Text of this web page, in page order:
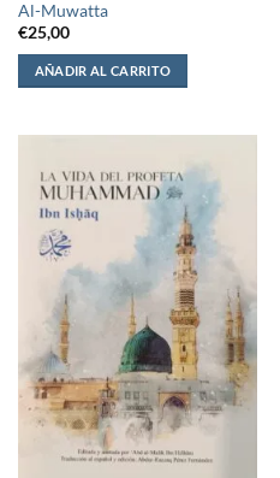
Al-Muwatta
€25,00
AÑADIR AL CARRITO